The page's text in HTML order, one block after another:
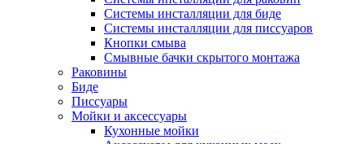
Системы инсталляции для биде
Системы инсталляции для писсуаров
Кнопки смыва
Смывные бачки скрытого монтажа
Раковины
Биде
Писсуары
Мойки и аксессуары
Кухонные мойки